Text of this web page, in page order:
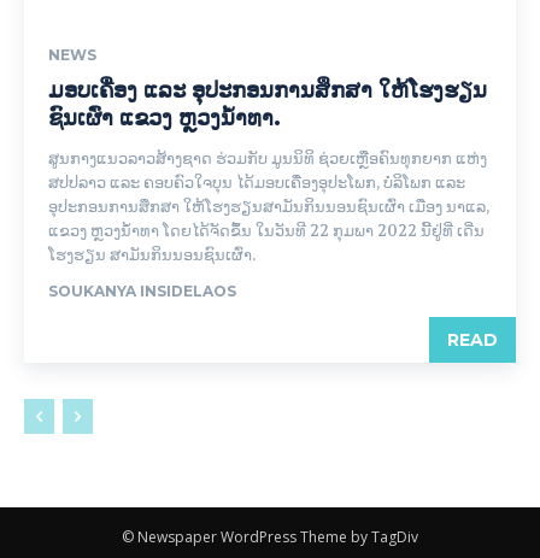
NEWS
ມອບເຄື່ອງ ແລະ ອຸປະກອນການສຶກສາ ໃຫ້ໂຮງຮຽນ
ຊົນເຜົ່າ ແຂວງ ຫຼວງນໍ້າທາ.
ສູນກາງແນວລາວສ້າງຊາດ ຮ່ວມກັບ ມູນນິທິ ຊ່ວຍເຫຼືອຄົນທຸກຍາກ ແຫ່ງ
ສປປລາວ ແລະ ຄອບຄົວໃຈບຸນ ໄດ້ມອບເຄື່ອງອຸປະໂພກ, ບໍລິໂພກ ແລະ
ອຸປະກອນການສຶກສາ ໃຫ້ໂຮງຮຽນສາມັນກິນນອນຊົນເຜົ່າ ເມືອງ ນາແລ,
ແຂວງ ຫຼວງນໍ້າທາ ໂດຍໄດ້ຈັດຂຶ້ນ ໃນວັນທີ 22 ກຸມພາ 2022 ນີ້ຢູ່ທີ່ ເດີ່ນ
ໂຮງຮຽນ ສາມັນກິນນອນຊົນເຜົ່າ.
SOUKANYA INSIDELAOS
READ
© Newspaper WordPress Theme by TagDiv